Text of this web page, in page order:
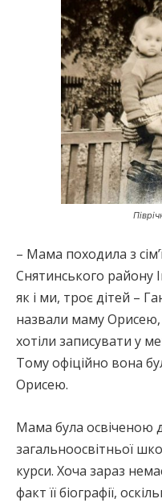
– Мама походила з
Снятинського району
як і ми, троє дітей –
назвали маму Орисею,
хотіли записувати у
Тому офіційно вона
Орисею.
Мама була освіченою
загальноосвітньої
курси. Хоча зараз
факт її біографії,